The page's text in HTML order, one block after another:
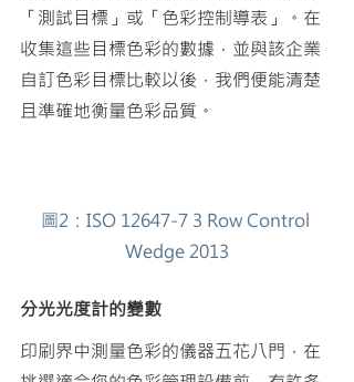
「測試目標」或「色彩控制導表」。 在
收集這些目標色彩的數據，並與該企業
自訂色彩目標比較以後，我們便能清楚
且準確地衡量色彩品質。
圖2：ISO 12647-7 3 Row Control
Wedge 2013
分光光度計的變數
印刷界中測量色彩的儀器五花八門，在